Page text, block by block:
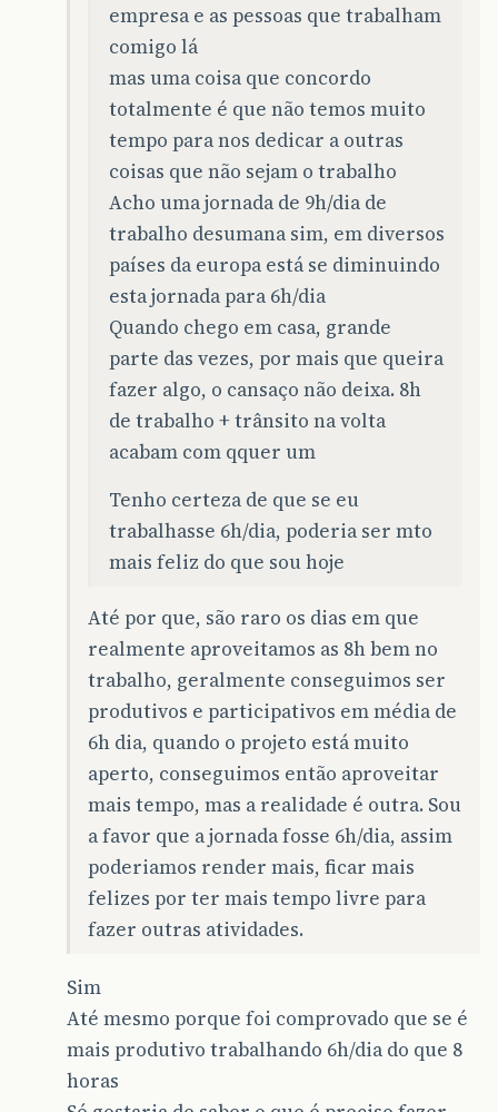
empresa e as pessoas que trabalham
comigo lá
mas uma coisa que concordo
totalmente é que não temos muito
tempo para nos dedicar a outras
coisas que não sejam o trabalho
Acho uma jornada de 9h/dia de
trabalho desumana sim, em diversos
países da europa está se diminuindo
esta jornada para 6h/dia
Quando chego em casa, grande
parte das vezes, por mais que queira
fazer algo, o cansaço não deixa. 8h
de trabalho + trânsito na volta
acabam com qquer um
Tenho certeza de que se eu
trabalhasse 6h/dia, poderia ser mto
mais feliz do que sou hoje
Até por que, são raro os dias em que
realmente aproveitamos as 8h bem no
trabalho, geralmente conseguimos ser
produtivos e participativos em média de
6h dia, quando o projeto está muito
aperto, conseguimos então aproveitar
mais tempo, mas a realidade é outra. Sou
a favor que a jornada fosse 6h/dia, assim
poderiamos render mais, ficar mais
felizes por ter mais tempo livre para
fazer outras atividades.
Sim
Até mesmo porque foi comprovado que se é
mais produtivo trabalhando 6h/dia do que 8
horas